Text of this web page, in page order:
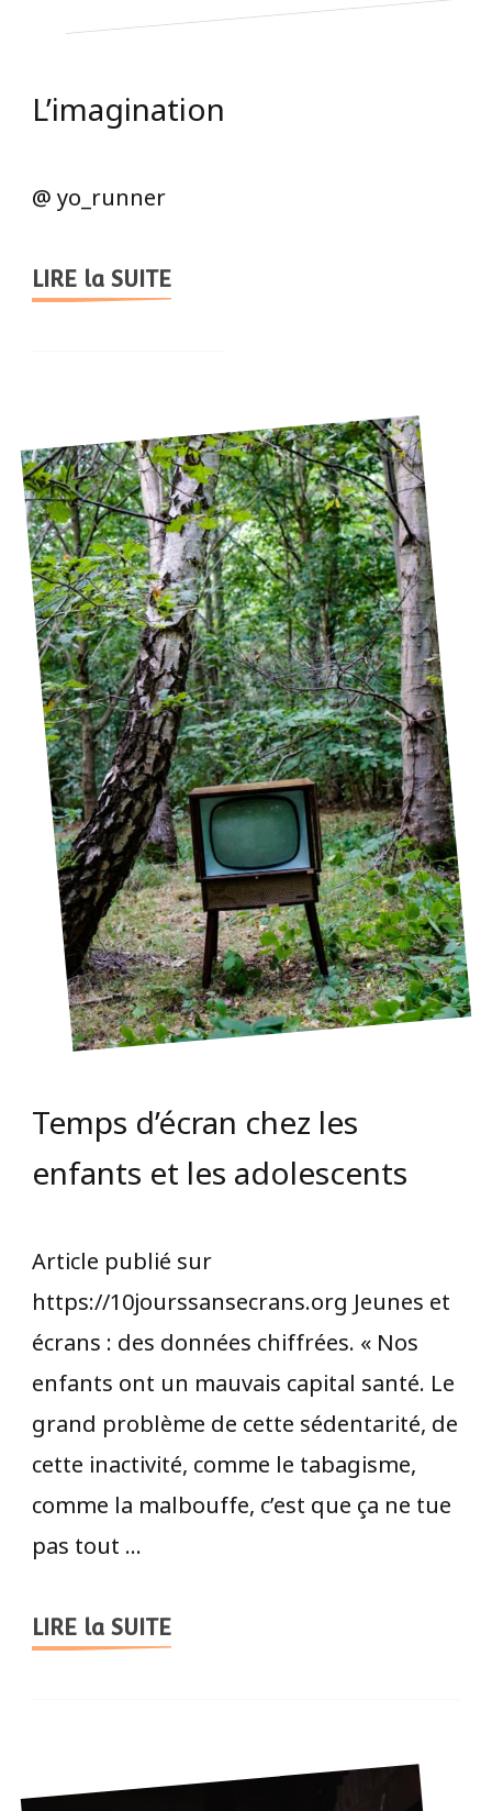
L’imagination
@ yo_runner
LIRE la SUITE
Temps d’écran chez les
enfants et les adolescents
Article publié sur
https://10jourssansecrans.org Jeunes et
écrans : des données chiffrées. « Nos
enfants ont un mauvais capital santé. Le
grand problème de cette sédentarité, de
cette inactivité, comme le tabagisme,
comme la malbouffe, c’est que ça ne tue
pas tout …
LIRE la SUITE